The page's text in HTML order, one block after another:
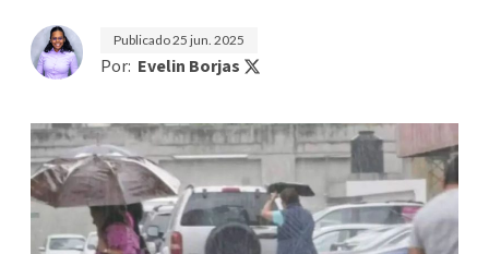
Publicado25 jun. 2025
Por: Evelin Borjas